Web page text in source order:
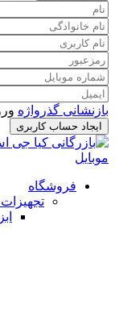
بازنشانی گذرواژه
ایجاد حساب کاربری
فروشگاه